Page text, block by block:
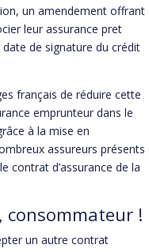
un amendement offrant
leur assurance pret
de signature du crédit
français de réduire cette
emprunteur dans le
à la mise en
assureurs présents
contrat d’assurance de la
consommateur !
un autre contrat